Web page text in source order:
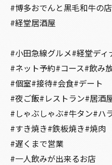
#博多おでんと黒毛和牛の
#経堂居酒屋
#小田急線グルメ#経堂ディ
#ネット予約#コース#飲み
#個室#接待#会食#デート
#夜ご飯#レストラン#居酒
#しゃぶしゃぶ#牛タン#ハ
#すき焼き#鉄板焼き#焼肉
#遅くまで営業
#一人飲みが出来るお店